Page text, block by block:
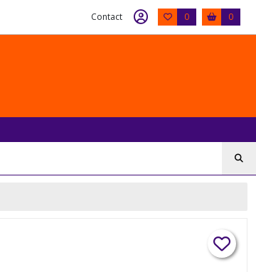
Contact 0 0